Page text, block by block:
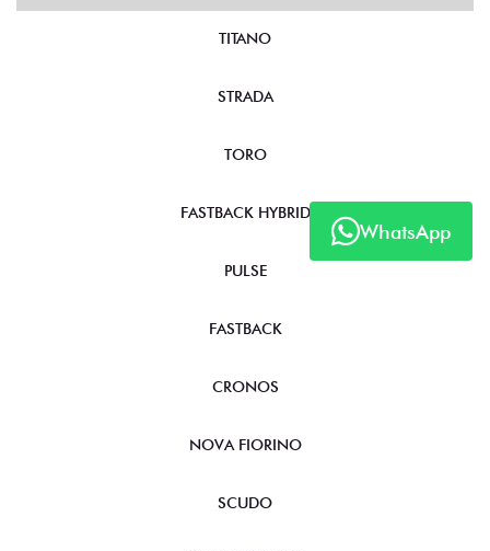
WhatsApp
TITANO
STRADA
TORO
FASTBACK HYBRID
PULSE
FASTBACK
CRONOS
NOVA FIORINO
SCUDO